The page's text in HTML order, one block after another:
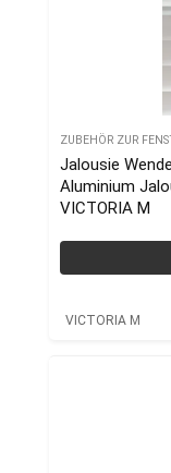
ZUBEHÖR ZUR
Jalousie
Aluminium
VICTORIA M
VICTORIA M